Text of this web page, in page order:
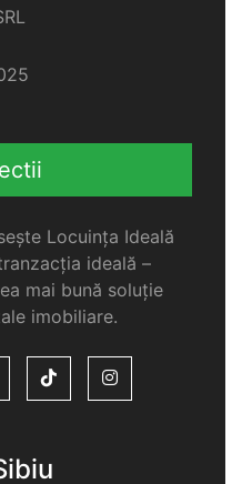
Locuința Ideală
ideală –
mai bună soluție
imobiliare.